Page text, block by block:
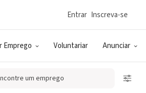
Emprego Voluntariar Anunciar
Entrar Inscreva-se
um emprego
of Chester County